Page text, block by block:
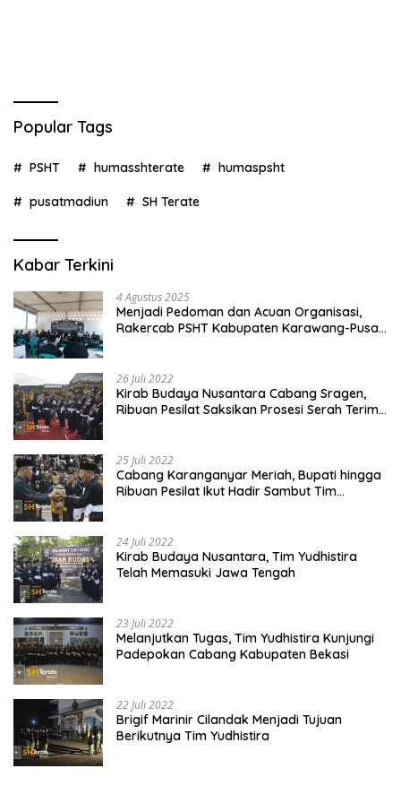
Popular Tags
PSHT humasshterate humaspsht
pusatmadiun SH Terate
Kabar Terkini
4 Agustus 2025
Menjadi Pedoman dan Acuan Organisasi,
Rakercab PSHT Kabupaten Karawang-Pusat
26 Juli 2022
Kirab Budaya Nusantara Cabang Sragen,
Ribuan Pesilat Saksikan Prosesi Serah Terima
25 Juli 2022
Cabang Karanganyar Meriah, Bupati hingga
Ribuan Pesilat Ikut Hadir Sambut Tim
24 Juli 2022
Kirab Budaya Nusantara, Tim Yudhistira
Telah Memasuki Jawa Tengah
23 Juli 2022
Melanjutkan Tugas, Tim Yudhistira Kunjungi
Padepokan Cabang Kabupaten Bekasi
22 Juli 2022
Brigif Marinir Cilandak Menjadi Tujuan
Berikutnya Tim Yudhistira